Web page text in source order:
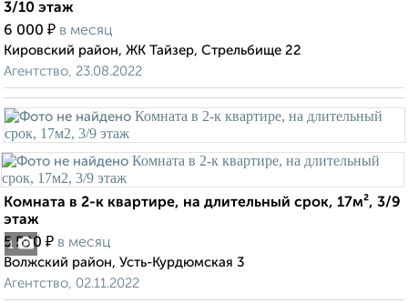
3/10 этаж
6 000 ₽ в месяц
Кировский район, ЖК Тайзер, Стрельбище 22
Агентство, 23.08.2022
1
Комната в 2-к квартире, на длительный срок, 17м², 3/9
этаж
5 500 ₽ в месяц
Волжский район, Усть-Курдюмская 3
Агентство, 02.11.2022